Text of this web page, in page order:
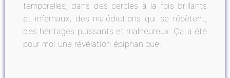
temporelles, dans des cercles à la fois brillants
et infernaux, des malédictions qui se répètent,
des héritages puissants et malheureux. Ça a été
pour moi une révélation épiphanique.